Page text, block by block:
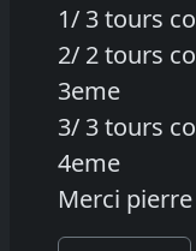
1/ 3 tours
2/ 2 tours
3eme
3/ 3 tours
4eme
Merci pierre